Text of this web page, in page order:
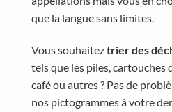
que la langue sans limites.
Vous souhaiteztrier des
tels que les piles, cartouches
café ou autres ? Pas de
nos pictogrammes à votre